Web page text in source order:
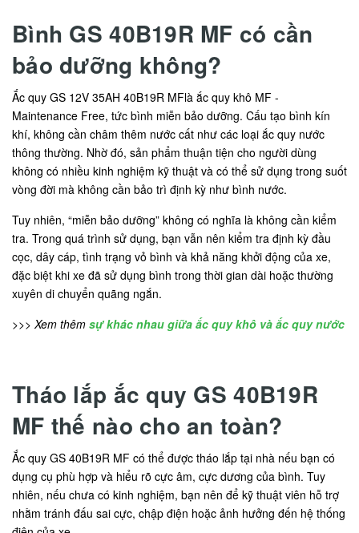
Bình GS 40B19R MF có cần
bảo dưỡng không?
Ắc quy GS 12V 35AH 40B19R MFlà ắc quy khô MF -
Maintenance Free, tức bình miễn bảo dưỡng. Cấu tạo bình kín
khí, không cần châm thêm nước cất như các loại ắc quy nước
thông thường. Nhờ đó, sản phẩm thuận tiện cho người dùng
không có nhiều kinh nghiệm kỹ thuật và có thể sử dụng trong suốt
vòng đời mà không cần bảo trì định kỳ như bình nước.
Tuy nhiên, “miễn bảo dưỡng” không có nghĩa là không cần kiểm
tra. Trong quá trình sử dụng, bạn vẫn nên kiểm tra định kỳ đầu
cọc, dây cáp, tình trạng vỏ bình và khả năng khởi động của xe,
đặc biệt khi xe đã sử dụng bình trong thời gian dài hoặc thường
xuyên di chuyển quãng ngắn.
>>> Xem thêm sự khác nhau giữa ắc quy khô và ắc quy nước
Tháo lắp ắc quy GS 40B19R
MF thế nào cho an toàn?
Ắc quy GS 40B19R MF có thể được tháo lắp tại nhà nếu bạn có
dụng cụ phù hợp và hiểu rõ cực âm, cực dương của bình. Tuy
nhiên, nếu chưa có kinh nghiệm, bạn nên để kỹ thuật viên hỗ trợ
nhằm tránh đấu sai cực, chập điện hoặc ảnh hưởng đến hệ thống